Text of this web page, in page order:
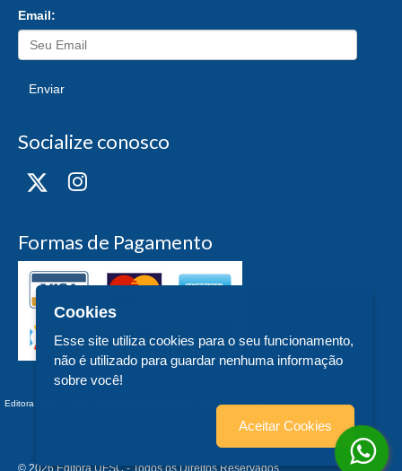
Email:
Enviar
Socialize conosco
Formas de Pagamento
Editora UFSC - CNPJ n° 83.899.526/0006-97 - teste - Trindade - - SC
© 2026 Editora UFSC - Todos os Direitos Reservados
Cookies
Esse site utiliza cookies para o seu funcionamento,
não é utilizado para guardar nenhuma informação
sobre você!
Aceitar Cookies